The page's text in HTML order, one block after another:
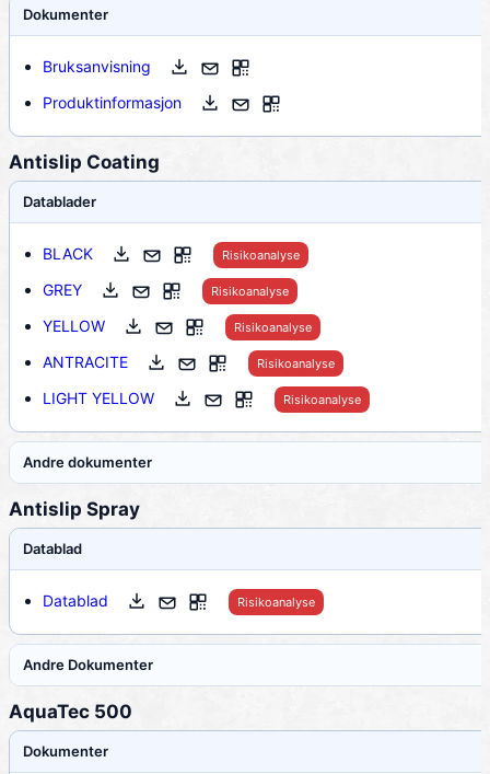
Dokumenter
Bruksanvisning
Produktinformasjon
Antislip Coating
Datablader
BLACK Risikoanalyse
GREY Risikoanalyse
YELLOW Risikoanalyse
ANTRACITE Risikoanalyse
LIGHT YELLOW Risikoanalyse
Andre dokumenter
Antislip Spray
Datablad
Datablad Risikoanalyse
Andre Dokumenter
AquaTec 500
Dokumenter